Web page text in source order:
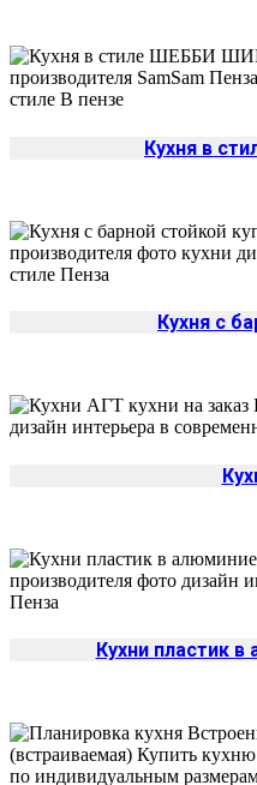
Кухня в
Кухня с
Кухни пластик